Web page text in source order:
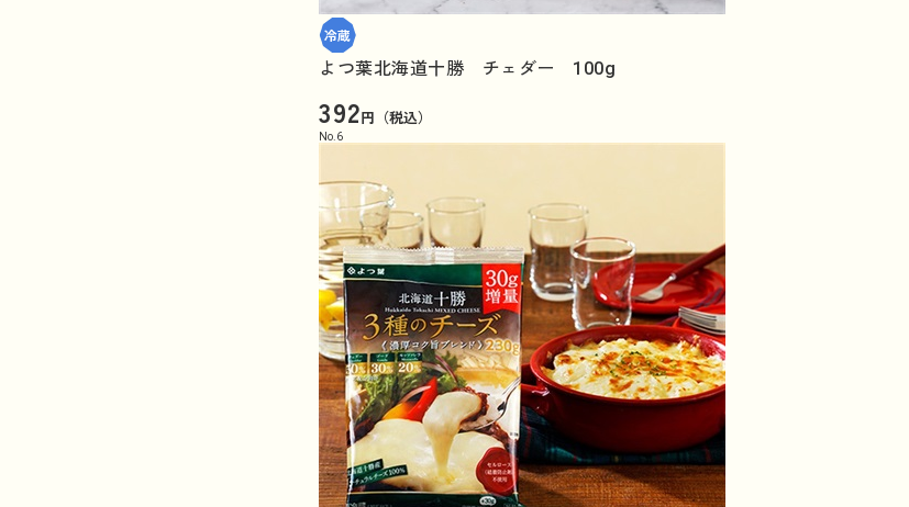
よつ葉北海道十勝 チェダー 100g
392円（税込）
No. 6